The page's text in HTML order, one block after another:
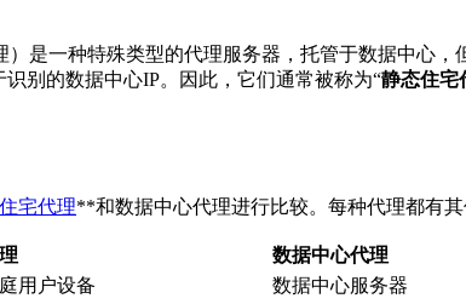
）是一种特殊类型的代理服务器，托管于数据中心
别的数据中心IP。因此，它们通常被称为“静态住宅
住宅代理**和数据中心代理进行比较。每种代理都有其
数据中心代理
用户设备
数据中心服务器